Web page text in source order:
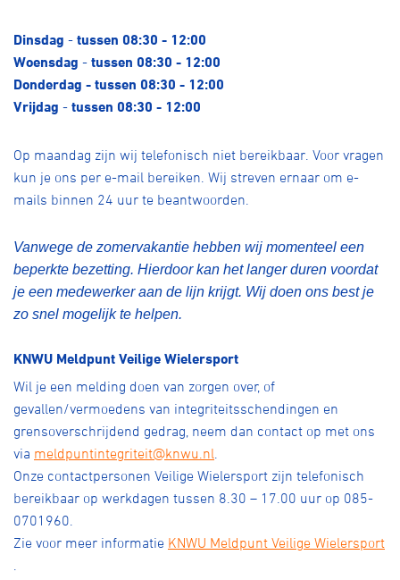
Dinsdag - tussen 08:30 - 12:00
Woensdag - tussen 08:30 - 12:00
Donderdag - tussen 08:30 - 12:00
Vrijdag - tussen 08:30 - 12:00
Op maandag zijn wij telefonisch niet bereikbaar. Voor vragen
kun je ons per e-mail bereiken. Wij streven ernaar om e-
mails binnen 24 uur te beantwoorden.
Vanwege de zomervakantie hebben wij momenteel een
beperkte bezetting. Hierdoor kan het langer duren voordat
je een medewerker aan de lijn krijgt. Wij doen ons best je
zo snel mogelijk te helpen.
KNWU Meldpunt Veilige Wielersport
Wil je een melding doen van zorgen over, of
gevallen/vermoedens van integriteitsschendingen en
grensoverschrijdend gedrag, neem dan contact op met ons
via meldpuntintegriteit@knwu.nl
Onze contactpersonen Veilige Wielersport zijn telefonisch
bereikbaar op werkdagen tussen 8.30 – 17.00 uur op 085-
0701960.
Zie voor meer informatie KNWU Meldpunt Veilige Wielersport